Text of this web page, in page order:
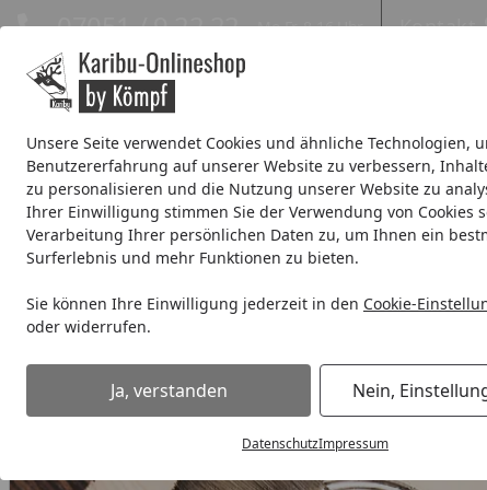
Unsere Seite verwendet Cookies und ähnliche Technologien,
Benutzererfahrung auf unserer Website zu verbessern,
zu personalisieren und die Nutzung unserer Website zu
Ihrer Einwilligung stimmen Sie der Verwendung von Cookies
Verarbeitung Ihrer persönlichen Daten zu, um Ihnen ein
Surferlebnis und mehr Funktionen zu bieten.
Sie können Ihre Einwilligung jederzeit in den Cookie-
oder widerrufen.
Ja, verstanden Nein,
DatenschutzImpressum
Eigene Montage-Teams
07051 / 9 22 22 Mo-Fr. 8-16 Uhr Kontakt
Systemhaus Blockbohlenhaus Gartenhäuser
Wellness % Sale %
Startseite
Systemhaus Zubehör für Systemhäuser Sonstiges